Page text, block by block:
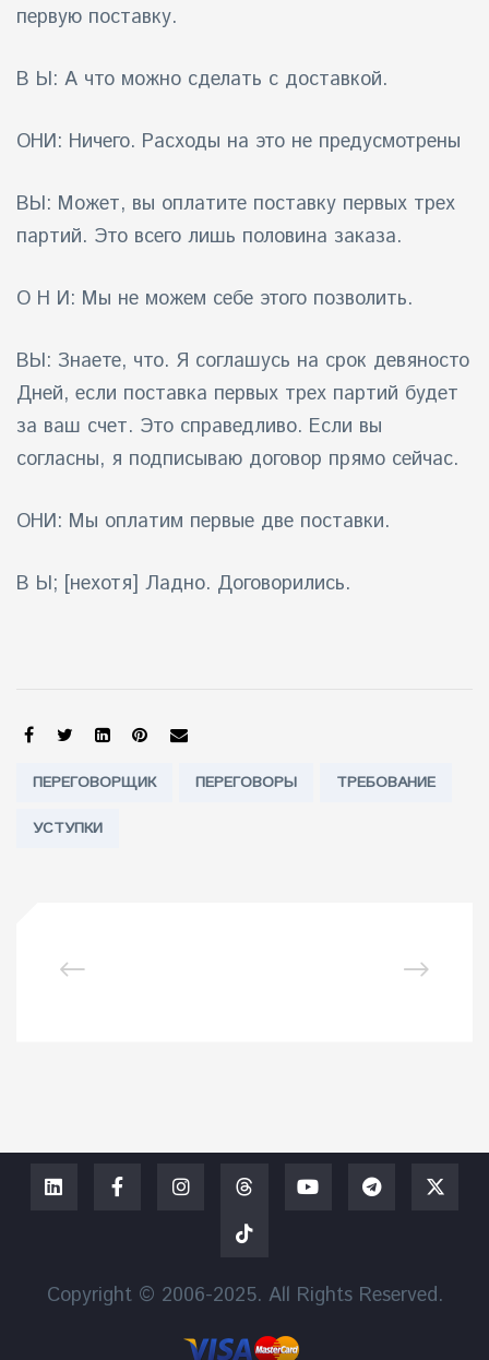
первую поставку.
В Ы: А что можно сделать с доставкой.
ОНИ: Ничего. Расходы на это не предусмотрены
ВЫ: Может, вы оплатите поставку первых трех
партий. Это всего лишь половина заказа.
О Н И: Мы не можем себе этого позволить.
ВЫ: Знаете, что. Я соглашусь на срок девяносто
Дней, если поставка первых трех партий будет
за ваш счет. Это справедливо. Если вы
согласны, я подписываю договор прямо сейчас.
ОНИ: Мы оплатим первые две поставки.
В Ы; [нехотя] Ладно. Договорились.
SHARE:
Tags:
ПЕРЕГОВОРЩИК ПЕРЕГОВОРЫ ТРЕБОВАНИЕ
УСТУПКИ
Copyright © 2006-2025. All Rights Reserved.